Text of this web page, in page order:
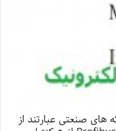
صنعتی عبارتند از